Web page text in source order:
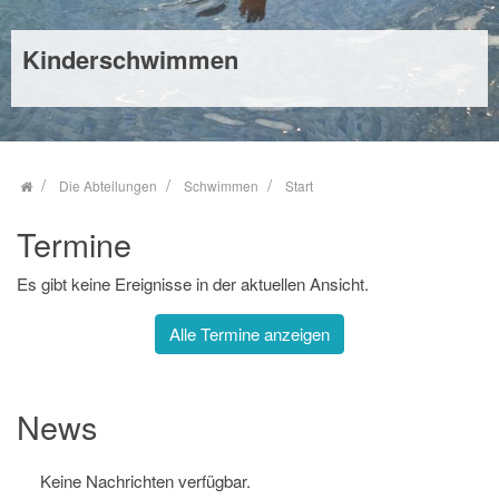
Kinderschwimmen
Babyschwimmen
Unsere Sportstätten finden sie hier
Mehr
Die Abteilungen Schwimmen Start
Termine
Es gibt keine Ereignisse in der aktuellen Ansicht.
Alle Termine anzeigen
News
Keine Nachrichten verfügbar.